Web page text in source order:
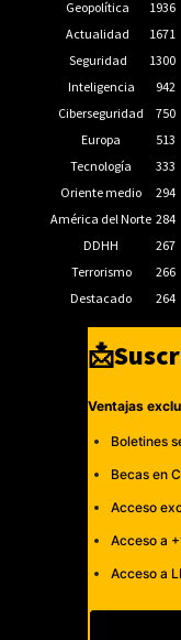
Geopolítica
1936
Actualidad
1671
Seguridad
1300
Inteligencia
942
Ciberseguridad
750
Europa
513
Tecnología
333
Oriente medio
294
América del Norte 284
DDHH
267
Terrorismo
266
Destacado
264
Ventajas
Boletines
Becas en
Acceso
Acceso a
Acceso a